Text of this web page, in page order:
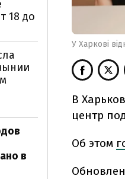
У Харкові
В
центр
Об этом
18 до
в